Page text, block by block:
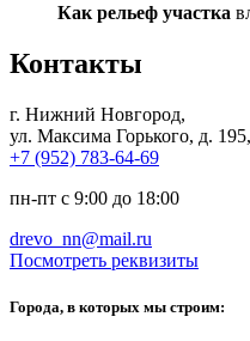
Как рельеф участка
Контакты
г. Нижний Новгород,
ул. Максима Горького, д.
+7 (952) 783-64-69
пн-пт с 9:00 до 18:00
drevo_nn@mail.ru
Посмотреть реквизиты
Города, в которых мы строим: